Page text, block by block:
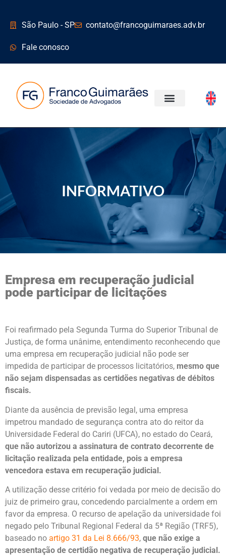
São Paulo - SP contato@francoguimaraes.adv.br
Fale conosco
INFORMATIVO
Empresa em recuperação judicial
pode participar de licitações
Foi reafirmado pela Segunda Turma do Superior Tribunal de
Justiça, de forma unânime, entendimento reconhecendo que
uma empresa em recuperação judicial não pode ser
impedida de participar de processos licitatórios, mesmo que
não sejam dispensadas as certidões negativas de débitos
fiscais.
Diante da ausência de previsão legal, uma empresa
impetrou mandado de segurança contra ato do reitor da
Universidade Federal do Cariri (UFCA), no estado do Ceará,
que não autorizou a assinatura de contrato decorrente de
licitação realizada pela entidade, pois a empresa
vencedora estava em recuperação judicial.
A utilização desse critério foi vedada por meio de decisão do
juiz de primeiro grau, concedendo parcialmente a ordem em
favor da empresa. O recurso de apelação da universidade foi
negado pelo Tribunal Regional Federal da 5ª Região (TRF5),
baseado no artigo 31 da Lei 8.666/93, que não exige a
apresentação de certidão negativa de recuperação judicial.